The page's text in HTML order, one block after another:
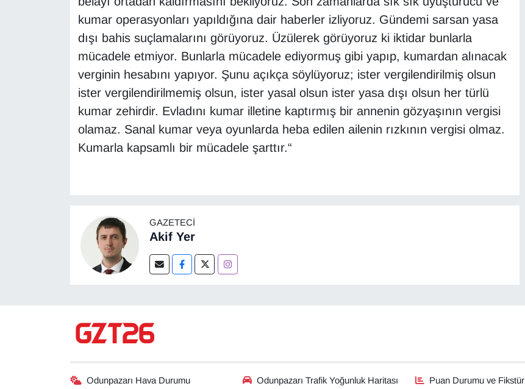
kumar operasyonları yapıldığına dair haberler izliyoruz. Gündemi sarsan yasa
dışı bahis suçlamalarını görüyoruz. Üzülerek görüyoruz ki iktidar bunlarla
mücadele etmiyor. Bunlarla mücadele ediyormuş gibi yapıp, kumardan alınacak
verginin hesabını yapıyor. Şunu açıkça söylüyoruz; ister vergilendirilmiş olsun
ister vergilendirilmemiş olsun, ister yasal olsun ister yasa dışı olsun her türlü
kumar zehirdir. Evladını kumar illetine kaptırmış bir annenin gözyaşının vergisi
olamaz. Sanal kumar veya oyunlarda heba edilen ailenin rızkının vergisi olmaz.
Kumarla kapsamlı bir mücadele şarttır.“
GAZETECI
Akif Yer
Odunpazarı Hava Durumu Odunpazarı Trafik Yoğunluk Haritası Puan Durumu ve Fikstür